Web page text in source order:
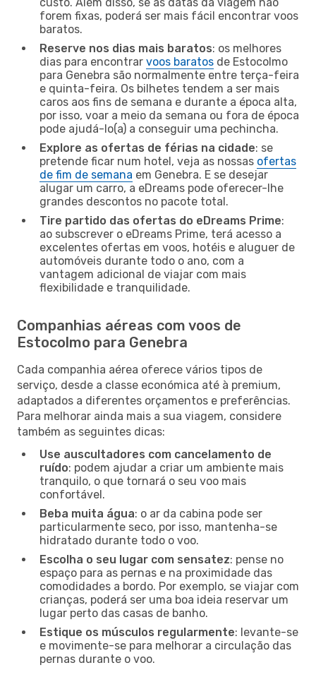
forem fixas, poderá ser mais fácil encontrar voos
baratos.
Reserve nos dias mais baratos: os melhores
dias para encontrar voos baratos de Estocolmo
para Genebra são normalmente entre terça-feira
e quinta-feira. Os bilhetes tendem a ser mais
caros aos fins de semana e durante a época alta,
por isso, voar a meio da semana ou fora de época
pode ajudá-lo(a) a conseguir uma pechincha.
Explore as ofertas de férias na cidade: se
pretende ficar num hotel, veja as nossas ofertas
de fim de semana em Genebra. E se desejar
alugar um carro, a eDreams pode oferecer-lhe
grandes descontos no pacote total.
Tire partido das ofertas do eDreams Prime:
ao subscrever o eDreams Prime, terá acesso a
excelentes ofertas em voos, hotéis e aluguer de
automóveis durante todo o ano, com a
vantagem adicional de viajar com mais
flexibilidade e tranquilidade.
Companhias aéreas com voos de
Estocolmo para Genebra
Cada companhia aérea oferece vários tipos de
serviço, desde a classe económica até à premium,
adaptados a diferentes orçamentos e preferências.
Para melhorar ainda mais a sua viagem, considere
também as seguintes dicas:
Use auscultadores com cancelamento de
ruído: podem ajudar a criar um ambiente mais
tranquilo, o que tornará o seu voo mais
confortável.
Beba muita água: o ar da cabina pode ser
particularmente seco, por isso, mantenha-se
hidratado durante todo o voo.
Escolha o seu lugar com sensatez: pense no
espaço para as pernas e na proximidade das
comodidades a bordo. Por exemplo, se viajar com
crianças, poderá ser uma boa ideia reservar um
lugar perto das casas de banho.
Estique os músculos regularmente: levante-se
e movimente-se para melhorar a circulação das
pernas durante o voo.